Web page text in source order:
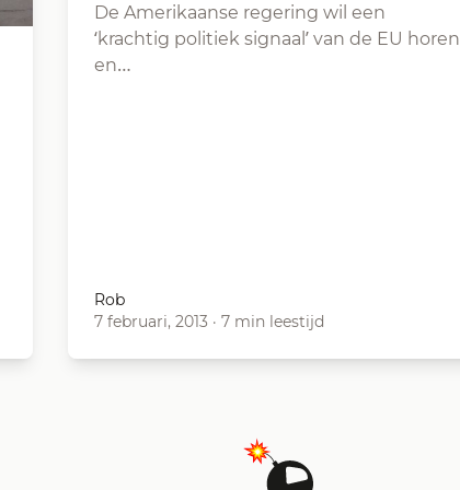
De Amerikaanse regering wil een
‘krachtig politiek signaal’ van de EU horen
en…
Rob
7 februari, 2013 · 7 min leestijd